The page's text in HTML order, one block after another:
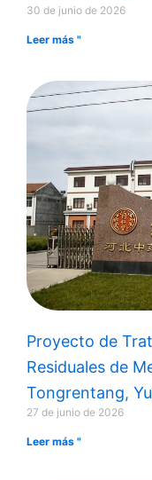
30 de junio de 2026
Leer más "
Proyecto de
Residuales de
Tongrentang,
27 de junio de 2026
Leer más "